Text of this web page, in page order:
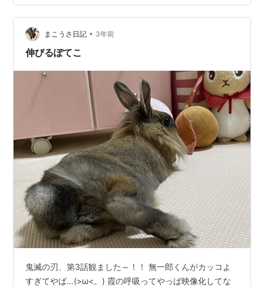
ってなるとこなんやろうけど、 連休になれば私にはあの
恒例行事が待っている… そう、もう皆様おわかりでしょ
う！ ぽてこの生活リズムを守ろうキャンぺーンが始まり
ます！！ 平日の日中は基…
まこうさ日記 • 3年前
伸びるぽてこ
鬼滅の刃、第3話観ました～！！ 無一郎くんがカッコよ
すぎてやば…(>ω<。) 霞の呼吸ってやっぱ映像化してな